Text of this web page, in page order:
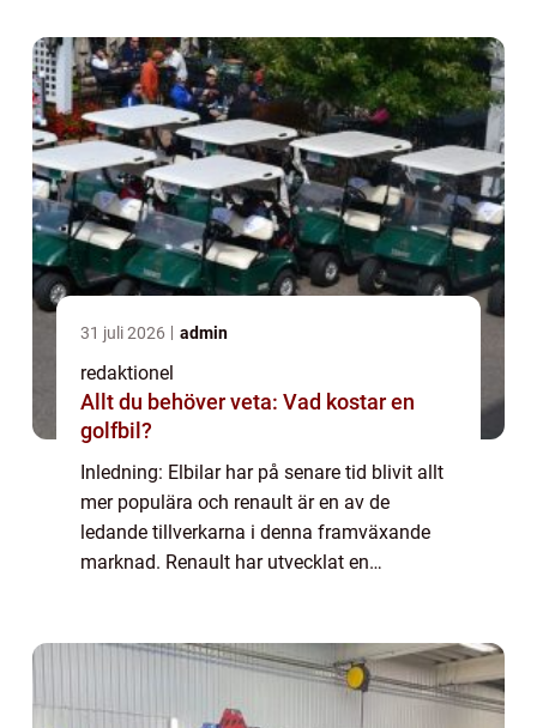
denna...
31 juli 2026 admin
redaktionel
Allt du behöver veta: Vad kostar en
golfbil?
Inledning: Elbilar har på senare tid blivit allt
mer populära och renault är en av de
ledande tillverkarna i denna framväxande
marknad. Renault har utvecklat en
denna...